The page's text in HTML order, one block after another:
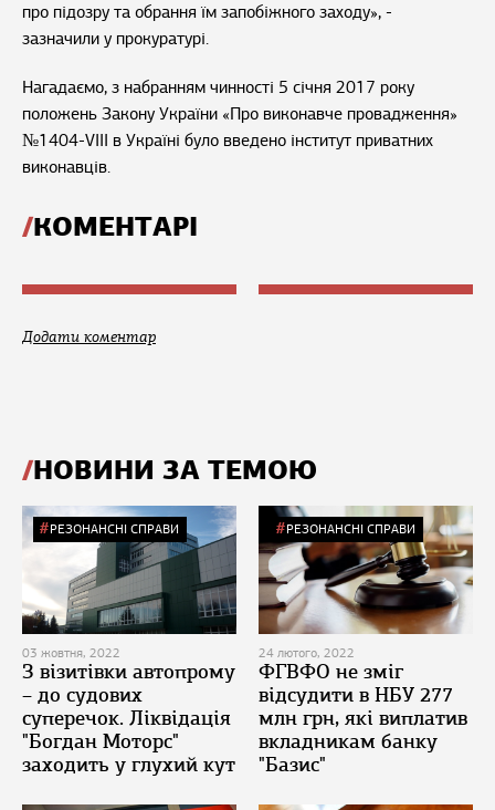
про підозру та обрання їм запобіжного заходу», -
зазначили у прокуратурі.
Нагадаємо, з набранням чинності 5 січня 2017 року
положень Закону України «Про виконавче провадження»
№1404-VIII в Україні було введено інститут приватних
виконавців.
КОМЕНТАРІ
Додати коментар
НОВИНИ ЗА ТЕМОЮ
РЕЗОНАНСНІ СПРАВИ
03 жовтня, 2022
З візитівки автопрому
– до судових
суперечок. Ліквідація
"Богдан Моторс"
заходить у глухий кут
РЕЗОНАНСНІ СПРАВИ
24 лютого, 2022
ФГВФО не зміг
відсудити в НБУ 277
млн грн, які виплатив
вкладникам банку
"Базис"